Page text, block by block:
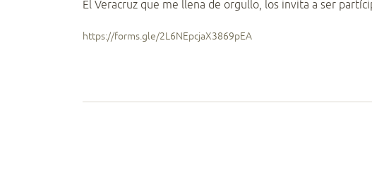
El Veracruz que me llena de orgullo, los invita a ser
https://forms.gle/2L6NEpcjaX3869pEA